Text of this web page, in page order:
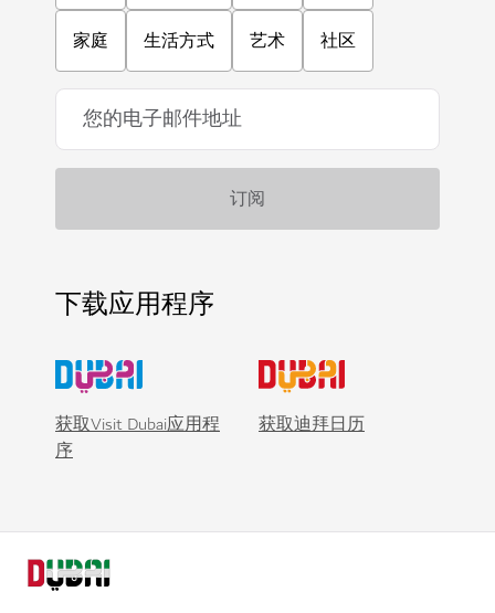
家庭 生活方式 艺术 社区
下载应用程序
获取Visit Dubai应用程
序
获取迪拜日历